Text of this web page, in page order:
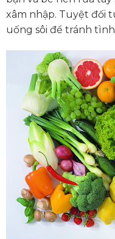
xâm nhập. Tuyệt đối
uống sôi để tránh